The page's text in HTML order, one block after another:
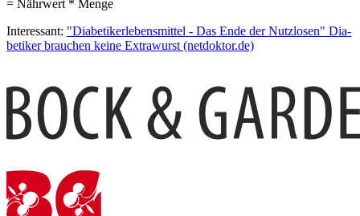
= Nähr­wert * Menge
Interessant: "Dia­be­ti­ker­lebens­mit­tel - Das En­de der Nutz­lo­sen" Dia­
be­ti­ker brau­chen kei­ne Extra­wurst (netdoktor.de)